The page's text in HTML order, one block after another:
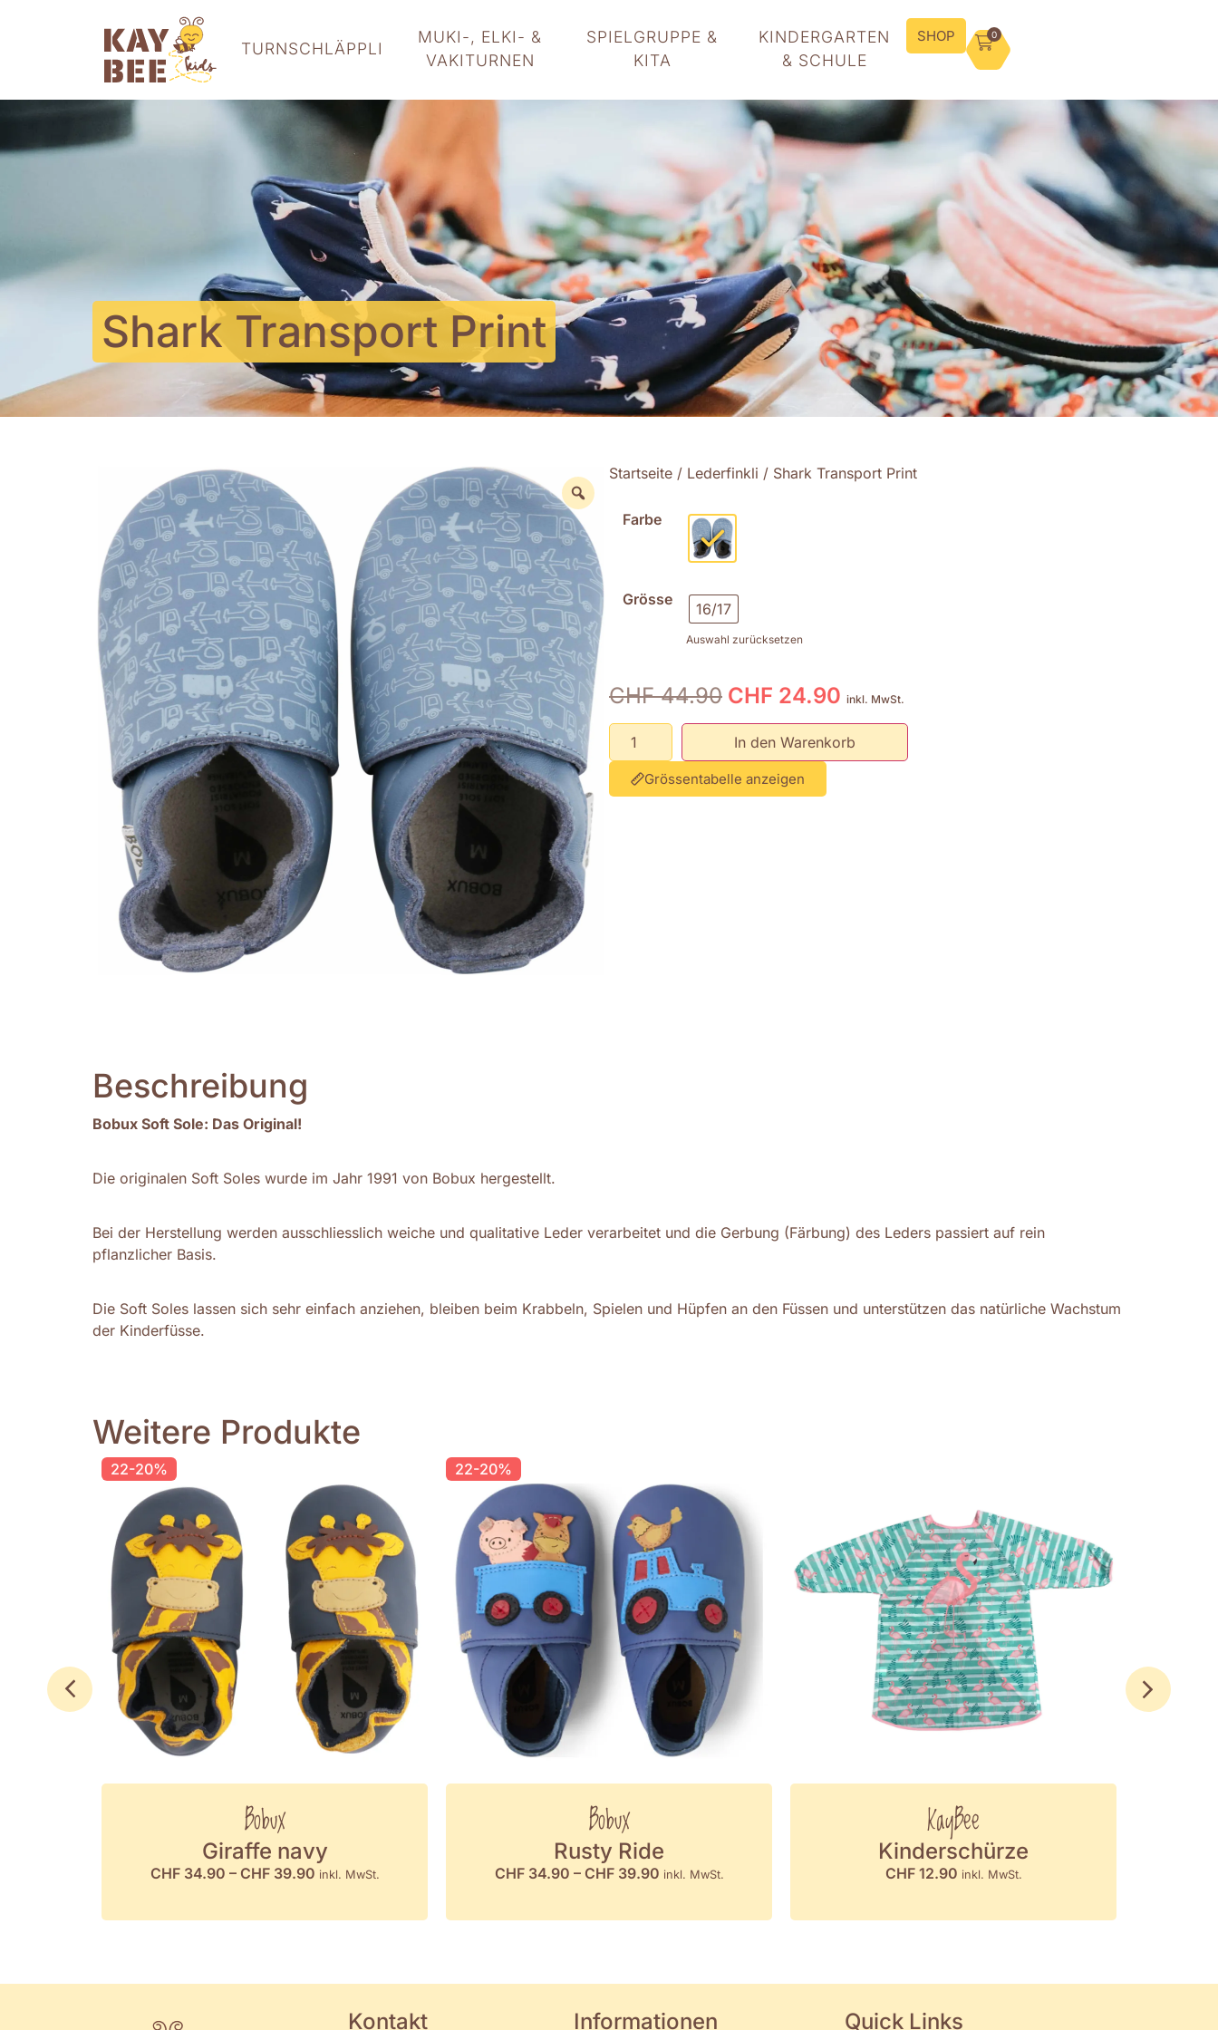
TURNSCHLÄPPLI
MUKI-, ELKI- &
VAKITURNEN
SPIELGRUPPE &
KITA
KINDERGARTEN
& SCHULE
SHOP 0
Shark Transport Print
Startseite / Lederfinkli / Shark Transport Print
Farbe
Grösse
16/17
Auswahl zurücksetzen
CHF44.90 CHF 24.90 inkl. MwSt.
In den Warenkorb
Grössentabelle anzeigen
Beschreibung
Bobux Soft Sole: Das Original!
Die originalen Soft Soles wurde im Jahr 1991 von Bobux hergestellt.
Bei der Herstellung werden ausschliesslich weiche und qualitative Leder verarbeitet und die Gerbung (Färbung) des Leders passiert auf rein
pflanzlicher Basis.
Die Soft Soles lassen sich sehr einfach anziehen, bleiben beim Krabbeln, Spielen und Hüpfen an den Füssen und unterstützen das natürliche Wachstum
der Kinderfüsse.
Weitere Produkte
22-20%
Bobux
Giraffe navy
CHF34.90 – CHF39.90 inkl. MwSt.
22-20%
Bobux
Rusty Ride
CHF34.90 – CHF39.90 inkl. MwSt.
KayBee
Kinderschürze
CHF12.90 inkl. MwSt.
Kontakt Informationen Quick Links